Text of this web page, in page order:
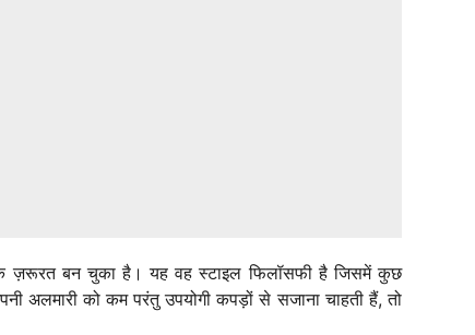
ज़रूरत बन चुका है। यह वह स्टाइल फिलॉसफी है जिसमें कुछ
अलमारी को कम परंतु उपयोगी कपड़ों से सजाना चाहती हैं, तो